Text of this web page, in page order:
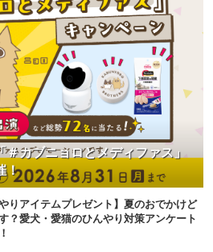
＃カブニョロとメディファス」
！
やりアイテムプレゼント】夏のおでかけど
？愛犬・愛猫のひんやり対策アンケート